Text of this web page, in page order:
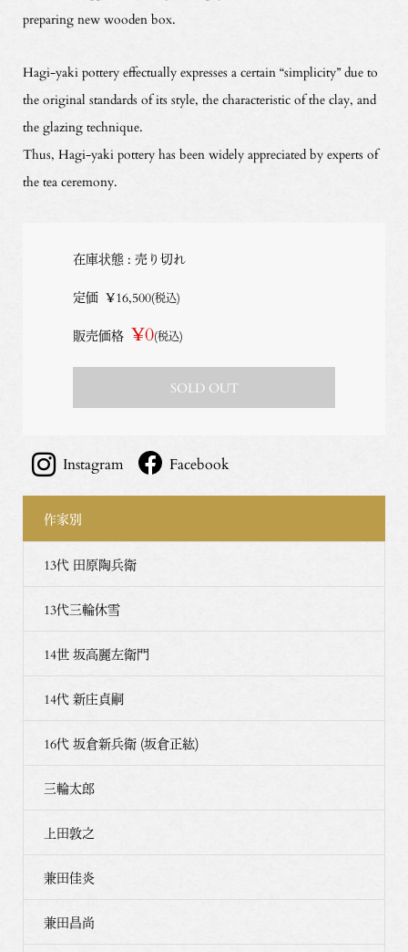
preparing new wooden box.
Hagi-yaki pottery effectually expresses a certain “simplicity” due to
the original standards of its style, the characteristic of the clay, and
the glazing technique.
Thus, Hagi-yaki pottery has been widely appreciated by experts of
the tea ceremony.
在庫状態 : 売り切れ
定価 ¥16,500(税込)
販売価格 ¥0(税込)
SOLD OUT
Instagram Facebook
作家別
13代 田原陶兵衛
13代三輪休雪
14世 坂高麗左衛門
14代 新庄貞嗣
16代 坂倉新兵衛 (坂倉正紘)
三輪太郎
上田敦之
兼田佳炎
兼田昌尚